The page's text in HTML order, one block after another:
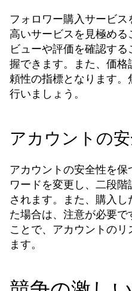
フォロワー購入サービ
高いサービスを見極め
ビューや評価を確認す
握できます。また、価
頼性の指標となります
行いましょう。
アカウントの
アカウントの安全性を
ワードを変更し、二段
されます。また、購入
た場合は、注意が必要
ことで、アカウントの
ます。